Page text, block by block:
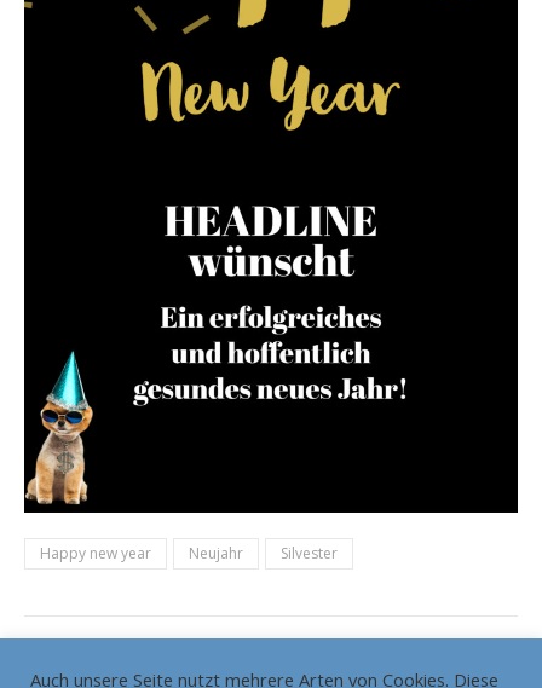
Happy new year Neujahr Silvester
Auch unsere Seite nutzt mehrere Arten von Cookies. Diese